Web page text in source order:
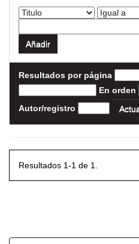
Resultados por página
En orden
Autor/registro
Resultados 1-1 de 1.